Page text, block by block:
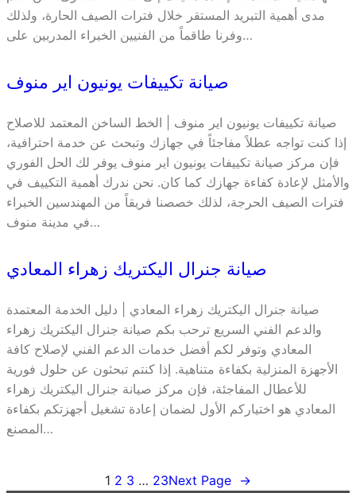
مدى أهمية التبريد المستقر خلال فترات الصيف الحارة، ولذلك
وفرنا طاقماً من الفنيين الخبراء المدربين على…
صيانة تكييفات يونيون اير منوف
صيانة تكييفات يونيون اير منوف | الخط الساخن المعتمد للاصلاح
إذا كنت تواجه عطلاً مفاجئاً في جهازك وتبحث عن خدمة احترافية،
فإن مركز صيانة تكييفات يونيون اير منوف يوفر لك الحل الفوري
والأمثل لإعادة كفاءة جهازك كما كان. نحن ندرك أهمية التكييف في
فترات الصيف الحرجة، لذلك خصصنا فريقاً من المهندسين الخبراء
في مدينة منوف…
صيانة جنرال اليكتريك زهراء المعادي
صيانة جنرال اليكتريك زهراء المعادي | دليل الخدمة المعتمدة
والدعم الفني السريع ترحب بكم صيانة جنرال اليكتريك زهراء
المعادي وتوفر لكم أفضل خدمات الدعم الفني لإصلاح كافة
الأجهزة المنزلية بكفاءة متناهية. إذا كنتم تبحثون عن حلول فورية
للأعطال المفاجئة، فإن مركز صيانة جنرال اليكتريك زهراء
المعادي هو اختياركم الأول لضمان إعادة تشغيل أجهزتكم بكفاءة
المصنع…
1 2 3 … 23Next Page →